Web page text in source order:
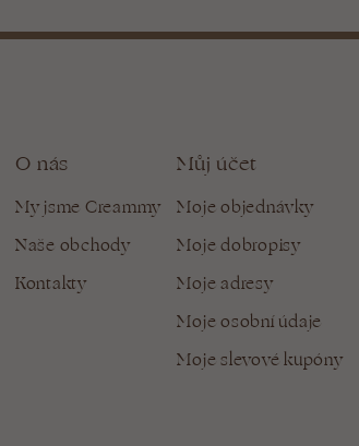
O nás
My jsme Creammy
Naše obchody
Kontakty
Můj účet
Moje objednávky
Moje dobropisy
Moje adresy
Moje osobní údaje
Moje slevové kupóny